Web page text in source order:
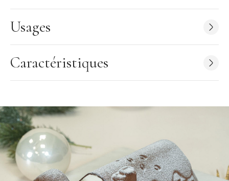
Volume : 4x 500 ml
Fabriqué en Italy
Usages
Caractéristiques